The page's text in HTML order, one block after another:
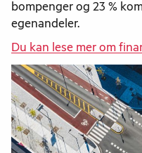
bompenger og 23 %
egenandeler.
Du kan lese mer om